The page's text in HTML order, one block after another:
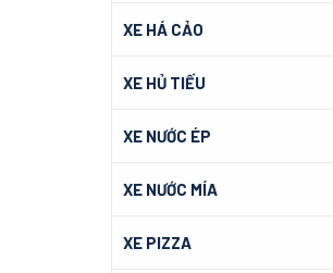
XE HÁ CẢO
XE HỦ TIẾU
XE NƯỚC ÉP
XE NƯỚC MÍA
XE PIZZA